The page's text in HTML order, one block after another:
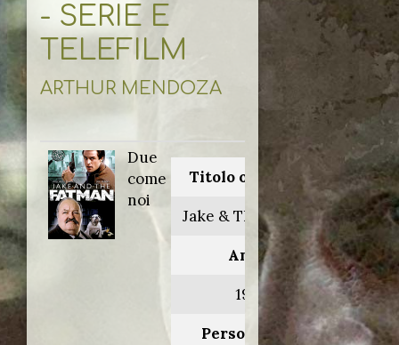
- SERIE E
TELEFILM
ARTHUR MENDOZA
Due
come
noi
Titolo originale:
Jake & The Fatman
Anno:
1987
Personaggio: